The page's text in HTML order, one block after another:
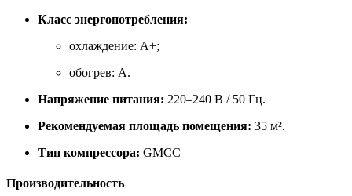
Класс энергопотребления:
охлаждение: A+;
обогрев: A.
Напряжение питания: 220–240 В / 50 Гц.
Рекомендуемая площадь помещения: 35 м².
Тип компрессора: GMCC
Производительность